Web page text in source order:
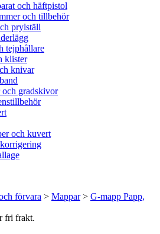
och häftpistol
och tillbehör
prylställ
tejphållare
klister
knivar
gradskivor
och kuvert
förvara > Mappar> G-mapp Papp,
fri frakt.